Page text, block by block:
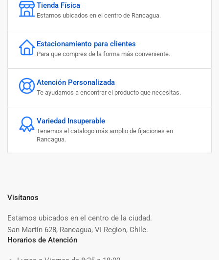
Tienda Física
Estamos ubicados en el centro de Rancagua.
Estacionamiento para clientes
Para que compres de la forma más conveniente.
Atención Personalizada
Te ayudamos a encontrar el producto que necesitas.
Variedad Insuperable
Tenemos el catalogo más amplio de fijaciones en
Rancagua.
Visítanos
Estamos ubicados en el centro de la ciudad.
San Martin 628, Rancagua, VI Region, Chile.
Horarios de Atención